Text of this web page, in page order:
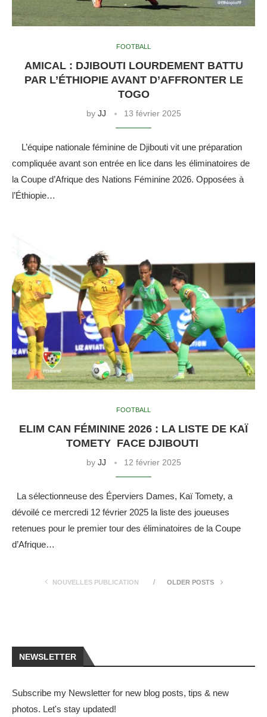
FOOTBALL
AMICAL : DJIBOUTI LOURDEMENT BATTU
PAR L’ÉTHIOPIE AVANT D’AFFRONTER LE
TOGO
by JJ 13 février 2025
L’équipe nationale féminine de Djibouti vit une préparation
compliquée avant son entrée en lice dans les éliminatoires de
la Coupe d’Afrique des Nations Féminine 2026. Opposées à
l’Éthiopie…
FOOTBALL
ELIM CAN FÉMININE 2026 : LA LISTE DE KAÏ
TOMETY FACE DJIBOUTI
by JJ 12 février 2025
La sélectionneuse des Éperviers Dames, Kaï Tomety, a
dévoilé ce mercredi 12 février 2025 la liste des joueuses
retenues pour le premier tour des éliminatoires de la Coupe
d’Afrique…
NOUVELLES PUBLICATION OLDER POSTS
NEWSLETTER
Subscribe my Newsletter for new blog posts, tips & new
photos. Let's stay updated!